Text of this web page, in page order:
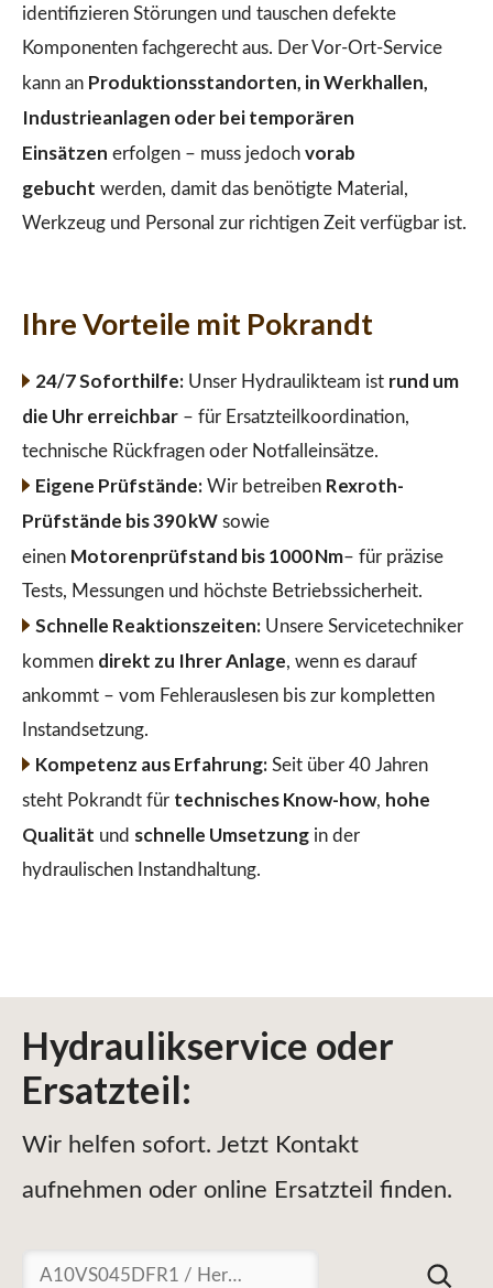
identifizieren Störungen und tauschen defekte
Komponenten fachgerecht aus. Der Vor-Ort-Service
kann an Produktionsstandorten, in Werkhallen,
Industrieanlagen oder bei temporären
Einsätzen erfolgen – muss jedoch vorab
gebucht werden, damit das benötigte Material,
Werkzeug und Personal zur richtigen Zeit verfügbar ist.
Ihre Vorteile mit Pokrandt
24/7 Soforthilfe:Unser Hydraulikteam ist rund um
die Uhr erreichbar – für Ersatzteilkoordination,
technische Rückfragen oder Notfalleinsätze.
Eigene Prüfstände:Wir betreiben Rexroth-
Prüfstände bis 390 kW sowie
einen Motorenprüfstand bis 1000 Nm– für präzise
Tests, Messungen und höchste Betriebssicherheit.
Schnelle Reaktionszeiten:Unsere Servicetechniker
kommen direkt zu Ihrer Anlage, wenn es darauf
ankommt – vom Fehlerauslesen bis zur kompletten
Instandsetzung.
Kompetenz aus Erfahrung:Seit über 40 Jahren
steht Pokrandt für technisches Know-how, hohe
Qualität und schnelle Umsetzung in der
hydraulischen Instandhaltung.
Hydraulikservice oder
Ersatzteil:
Wir helfen sofort. Jetzt Kontakt
aufnehmen oder online Ersatzteil finden.
Suchen